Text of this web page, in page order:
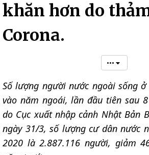
khăn hơn do
Corona.
•••
Số lượng người nước ngoài sống
vào năm ngoái, lần đầu tiên sau
do Cục xuất nhập cảnh Nhật Bản
ngày 31/3, số lượng cư dân nước
2020 là 2.887.116 người, giảm